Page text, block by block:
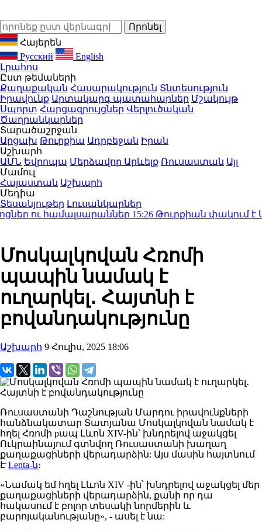
Հայերեն
Русский
English
Լրահոս
Ըստ թեմաների
Քաղաքական Հասարակություն Տնտեսություն
Իրավունք Արտակարգ պատահարներ Մշակույթ
Սպորտ Հարցազրույցներ Վերլուծական
Ծաղրանկարներ
Տարածաշրջան
Արցախ Թուրքիա Ադրբեջան Իրան
Աշխարհ
ԱՄՆ Եվրոպա Մերձավոր Արևելք Ռուսաստան Այլ
Մամուլ
Հայաստան Աշխարհ
Մեդիա
Տեսանյութեր Լուսանկարներ
ու համալսարաններ15:26Թուրքիան փակում է Սև
Մոսկալկովան Հռոմի
պապին նամակ է
ուղարկել․ Հայտնի է
բովանդակությունը
Աշխարհ 9 Հուլիս, 2025 18:06
Ռուսաստանի Դաշնության Մարդու իրավունքների
հանձնակատար Տատյանա Մոսկալկովան նամակ է
հղել Հռոմի pապ Լևոն XIV-ին՝ խնդրելով աջակցել
Ուկրաինայում գտնվող Ռուսաստանի խաղաղ
քաղաքացիների վերադարձին: Այս մասին հայտնում
Է Lenta-ն։
«Նամակ եմ հղել Լևոն XIV -ին՝ խնդրելով աջակցել մեր
քաղաքացիների վերադարձին, քանի որ դա
հակասում է բոլոր տեսակի նորմերին և
բարոյականությանը», - ասել է նա: